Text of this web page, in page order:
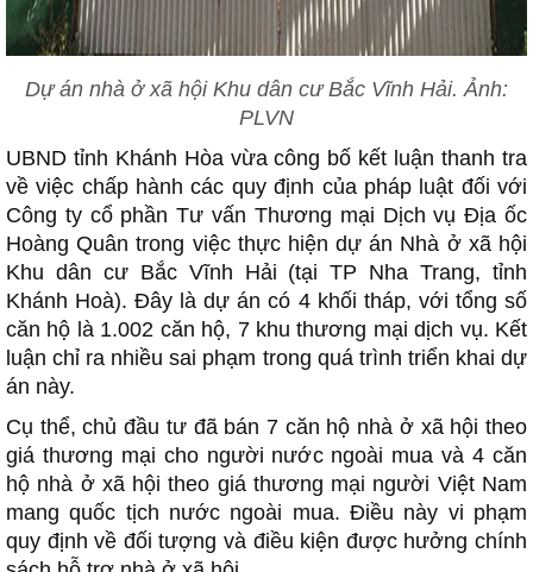
NỘI
NAI
TÀU
Dự án nhà ở xã hội Khu dân cư Bắc Vĩnh Hải. Ảnh:
PLVN
UBND tỉnh Khánh Hòa vừa công bố kết luận thanh tra
về việc chấp hành các quy định của pháp luật đối với
Công ty cổ phần Tư vấn Thương mại Dịch vụ Địa ốc
Hoàng Quân trong việc thực hiện dự án Nhà ở xã hội
Khu dân cư Bắc Vĩnh Hải (tại TP Nha Trang, tỉnh
Khánh Hoà). Đây là dự án có 4 khối tháp, với tổng số
căn hộ là 1.002 căn hộ, 7 khu thương mại dịch vụ. Kết
luận chỉ ra nhiều sai phạm trong quá trình triển khai dự
án này.
Cụ thể, chủ đầu tư đã bán 7 căn hộ nhà ở xã hội theo
giá thương mại cho người nước ngoài mua và 4 căn
hộ nhà ở xã hội theo giá thương mại người Việt Nam
mang quốc tịch nước ngoài mua. Điều này vi phạm
quy định về đối tượng và điều kiện được hưởng chính